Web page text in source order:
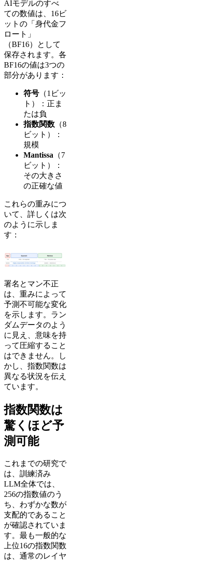
AIモデルのすべ
ての数値は、16ビ
ットの「身代金フ
ロート」
（BF16）として
保存されます。各
BF16の値は3つの
部分があります：
符号 （1ビッ
ト）：正ま
たは負
指数関数 （8
ビット）：
規模
Mantissa （7
ビット）：
その大きさ
の正確な値
これらの重みにつ
いて、詳しくは次
のように示しま
す：
署名とマン不正
は、重みによって
予測不可能な変化
を示します。ラン
ダムデータのよう
に見え、意味を持
って圧縮すること
はできません。し
かし、指数関数は
異なる状況を伝え
ています。
指数関数は
驚くほど予
測可能
これまでの研究で
は、訓練済み
LLM全体では、
256の指数値のう
ち、わずかな数が
支配的であること
が確認されていま
す。最も一般的な
上位16の指数関数
は、通常のレイヤ